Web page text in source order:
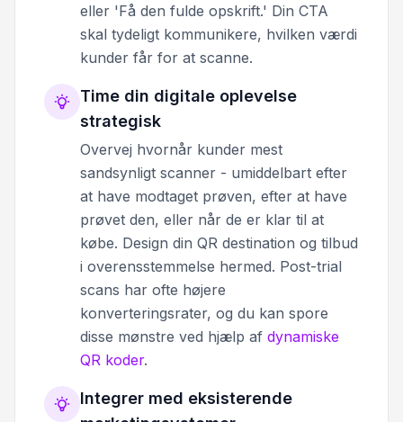
eller 'Få den fulde opskrift.' Din CTA
skal tydeligt kommunikere, hvilken værdi
kunder får for at scanne.
Time din digitale oplevelse
strategisk
Overvej hvornår kunder mest
sandsynligt scanner - umiddelbart efter
at have modtaget prøven, efter at have
prøvet den, eller når de er klar til at
købe. Design din QR destination og tilbud
i overensstemmelse hermed. Post-trial
scans har ofte højere
konverteringsrater, og du kan spore
disse mønstre ved hjælp af dynamiske
QR koder.
Integrer med eksisterende